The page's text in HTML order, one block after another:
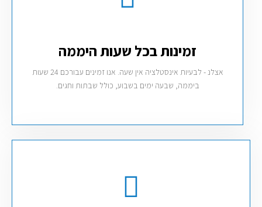
זמינות בכל שעות היממה
אצלנ - לבעיות אינסטלציה אין שעה. אנו זמינים עבורכם 24 שעות
ביממה, שבעה ימים בשבוע, כולל שבתות וחגים.